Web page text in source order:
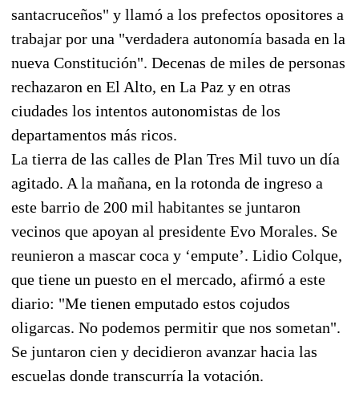
santacruceños" y llamó a los prefectos opositores a
trabajar por una "verdadera autonomía basada en la
nueva Constitución". Decenas de miles de personas
rechazaron en El Alto, en La Paz y en otras
ciudades los intentos autonomistas de los
departamentos más ricos.
La tierra de las calles de Plan Tres Mil tuvo un día
agitado. A la mañana, en la rotonda de ingreso a
este barrio de 200 mil habitantes se juntaron
vecinos que apoyan al presidente Evo Morales. Se
reunieron a mascar coca y ‘empute’. Lidio Colque,
que tiene un puesto en el mercado, afirmó a este
diario: "Me tienen emputado estos cojudos
oligarcas. No podemos permitir que nos sometan".
Se juntaron cien y decidieron avanzar hacia las
escuelas donde transcurría la votación.